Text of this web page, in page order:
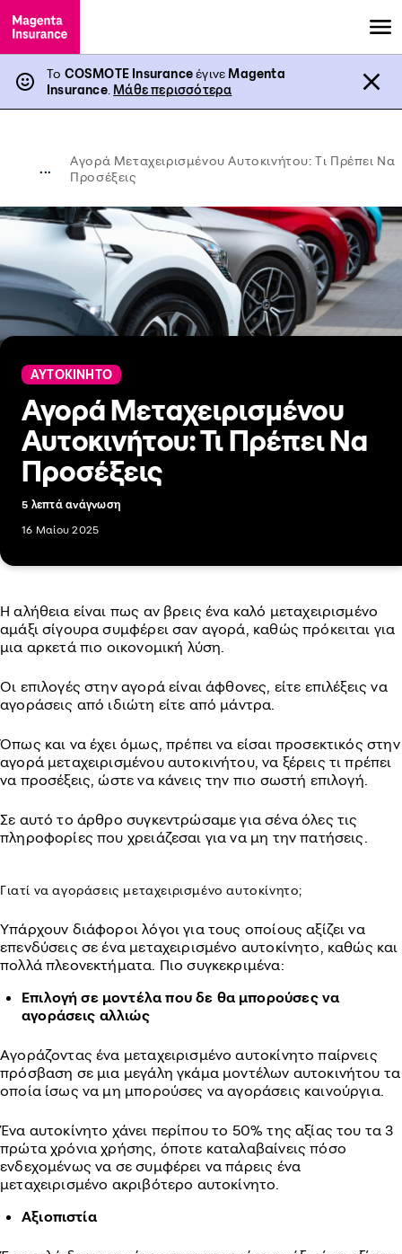
Το COSMOTE InsuranceέγινεMagenta
Insurance. Μάθε περισσότερα
...
Αγορά Μεταχειρισμένου Αυτοκινήτου: Τι Πρέπει Να
Προσέξεις
ΑΥΤΟΚΙΝΗΤΟ
Αγορά Μεταχειρισμένου
Αυτοκινήτου: Τι Πρέπει Να
Προσέξεις
5 λεπτά ανάγνωση
16 Μαίου 2025
Η αλήθεια είναι πως αν βρεις ένα καλό μεταχειρισμένο
αμάξι σίγουρα συμφέρει σαν αγορά, καθώς πρόκειται για
μια αρκετά πιο οικονομική λύση.
Οι επιλογές στην αγορά είναι άφθονες, είτε επιλέξεις να
αγοράσεις από ιδιώτη είτε από μάντρα.
Όπως και να έχει όμως, πρέπει να είσαι προσεκτικός στην
αγορά μεταχειρισμένου αυτοκινήτου, να ξέρεις τι πρέπει
να προσέξεις, ώστε να κάνεις την πιο σωστή επιλογή.
Σε αυτό το άρθρο συγκεντρώσαμε για σένα όλες τις
πληροφορίες που χρειάζεσαι για να μη την πατήσεις.
Γιατί να αγοράσεις μεταχειρισμένο αυτοκίνητο;
Υπάρχουν διάφοροι λόγοι για τους οποίους αξίζει να
επενδύσεις σε ένα μεταχειρισμένο αυτοκίνητο, καθώς και
πολλά πλεονεκτήματα. Πιο συγκεκριμένα:
Επιλογή σε μοντέλα που δε θα μπορούσες να
αγοράσεις αλλιώς
Αγοράζοντας ένα μεταχειρισμένο αυτοκίνητο παίρνεις
πρόσβαση σε μια μεγάλη γκάμα μοντέλων αυτοκινήτου τα
οποία ίσως να μη μπορούσες να αγοράσεις καινούργια.
Ένα αυτοκίνητο χάνει περίπου το 50% της αξίας του τα 3
πρώτα χρόνια χρήσης, όποτε καταλαβαίνεις πόσο
ενδεχομένως να σε συμφέρει να πάρεις ένα
μεταχειρισμένο ακριβότερο αυτοκίνητο.
Αξιοπιστία